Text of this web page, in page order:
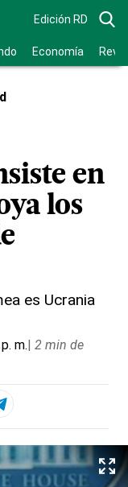
Edición RD
Economía
en
los
es Ucrania
m.| 2 min de